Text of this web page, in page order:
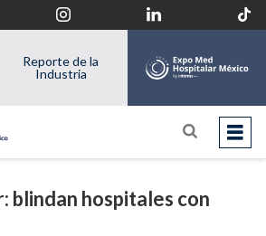
Reporte de la
Industria
blindan hospitales con